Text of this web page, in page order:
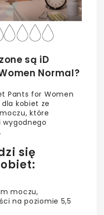
są iD
Normal?
Pants for Women
kobiet ze
które
się
moczu,
na poziomie 5,5